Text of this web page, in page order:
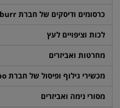
כרסומים ודיסקים של חברת Saburr-ארה"ב
לכות וציפויים לעץ
מחרטות ואביזרים
מכשירי גילוף ופיסול של חברת Combo-מרוסיה
מסורי נימה ואביזרים